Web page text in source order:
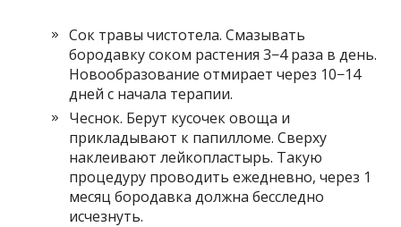
Сок травы чистотела. Смазывать
бородавку соком растения 3−4 раза в день.
Новообразование отмирает через 10−14
дней с начала терапии.
Чеснок. Берут кусочек овоща и
прикладывают к папилломе. Сверху
наклеивают лейкопластырь. Такую
процедуру проводить ежедневно, через 1
месяц бородавка должна бесследно
исчезнуть.